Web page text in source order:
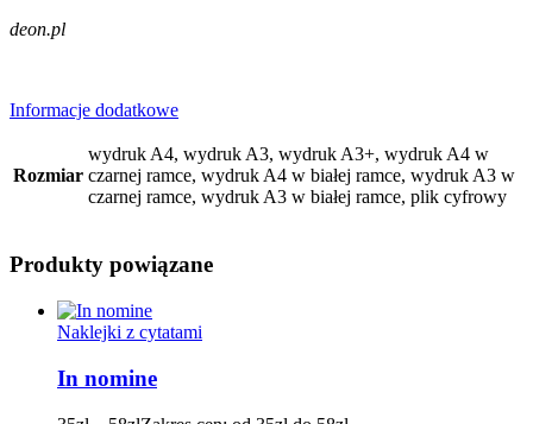
deon.pl
Informacje dodatkowe
Rozmiar
wydruk A4, wydruk A3, wydruk A3+, wydruk A4 w
czarnej ramce, wydruk A4 w białej ramce, wydruk A3 w
czarnej ramce, wydruk A3 w białej ramce, plik cyfrowy
Produkty powiązane
Naklejki z cytatami
In nomine